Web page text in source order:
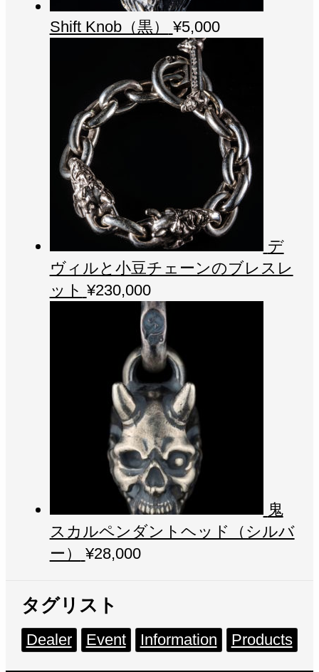
Shift Knob（黒） ¥5,000
デ
ヴィルと小豆チェーンのブレスレ
ット ¥230,000
鬼
スカルペンダントヘッド（シルバ
ー）
¥28,000
タグリスト
Dealer Event Information Products